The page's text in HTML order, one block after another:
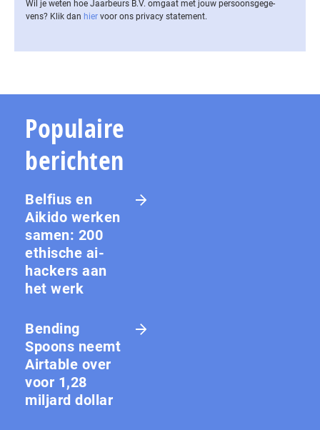
Wil je weten hoe Jaarbeurs B.V. omgaat met jouw per­soons­ge­ge­
vens? Klik dan hier voor ons privacy statement.
Populaire
berichten
Belfius en
Aikido werken
samen: 200
ethische ai-
hackers aan
het werk
Bending
Spoons neemt
Airtable over
voor 1,28
miljard dollar